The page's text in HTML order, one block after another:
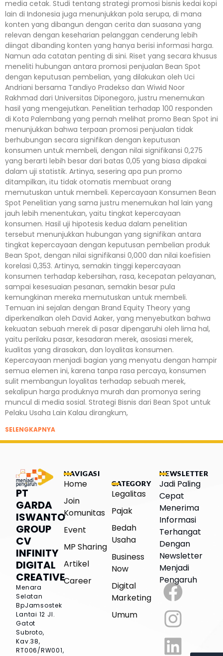
media cetak. Studi tentang strategi promosi bisnis kedai kopi
lain di Indonesia juga menunjukkan pola serupa, di mana
konten yang dibangun dengan cerita dan suasana yang
relevan dengan keseharian pelanggan cenderung lebih
diingat dibanding konten yang hanya berisi informasi harga.
Namun ada catatan penting di sini. Riset yang secara khusus
meneliti hubungan antara promosi penjualan Bean Spot
dengan keputusan pembelian, yang dilakukan oleh Uci
Andriani bersama Tandiyo Pradekso dan Wiwid Noor
Rakhmad dari Universitas Diponegoro, justru menemukan
hasil yang mengejutkan. Penelitian terhadap 100 responden
di Kota Palembang yang pernah melihat promo Bean Spot ini
menunjukkan bahwa terpaan promosi penjualan tidak
berhubungan secara signifikan dengan keputusan
konsumen untuk membeli, dengan nilai signifikansi 0,275
yang berarti lebih besar dari batas 0,05 yang biasa dipakai
dalam uji statistik. Artinya, sesering apa pun promo
ditampilkan, itu tidak otomatis membuat orang
memutuskan untuk membeli. Kepercayaan Konsumen Bean
Spot Penelitian yang sama justru menemukan hal lain yang
jauh lebih menentukan, yaitu tingkat kepercayaan
konsumen. Hasil uji hipotesis kedua dalam penelitian
tersebut menunjukkan hubungan yang signifikan antara
tingkat kepercayaan dengan keputusan pembelian produk
Bean Spot, dengan nilai signifikansi 0,000 dan nilai koefisien
korelasi 0,353. Artinya, semakin tinggi kepercayaan
konsumen terhadap kebersihan, rasa, kecepatan pelayanan,
sampai kesesuaian pesanan, semakin besar pula
kemungkinan mereka memutuskan untuk membeli.
Temuan ini sejalan dengan Brand Equity Theory yang
diperkenalkan oleh David Aaker, yang menyebutkan bahwa
kekuatan sebuah merek di pasar dipengaruhi oleh lima hal,
yaitu perilaku pasar, kesadaran merek, asosiasi merek,
kualitas yang dirasakan, dan loyalitas konsumen.
Kepercayaan menjadi bagian yang menyatu dengan hampir
semua elemen ini, karena tanpa rasa percaya, konsumen
sulit membangun loyalitas terhadap sebuah merek,
sekalipun harga produknya murah dan promonya sering
muncul di media sosial. Strategi Bisnis dari Bean Spot untuk
Pelaku Usaha Lain Kalau dirangkum,
SELENGKAPNYA
PT
GARDA
ISWANTO
GROUP
CV
INFINITY
DIGITAL
CREATIVE
Menara
Selatan
BpJamsostek
Lantai 12 Jl.
Gatot
Subroto,
Kav.38,
RT006/RW001,
NAVIGASI
Home
Join
Komunitas
Event
MP Sharing
Artikel
Career
CATEGORY
Legalitas
Pajak
Bedah
Usaha
Business
Now
Digital
Marketing
Umum
NEWSLETTER
Jadi Paling
Cepat
Menerima
Informasi
Terhangat
Dengan
Newsletter
Menjadi
Pengaruh